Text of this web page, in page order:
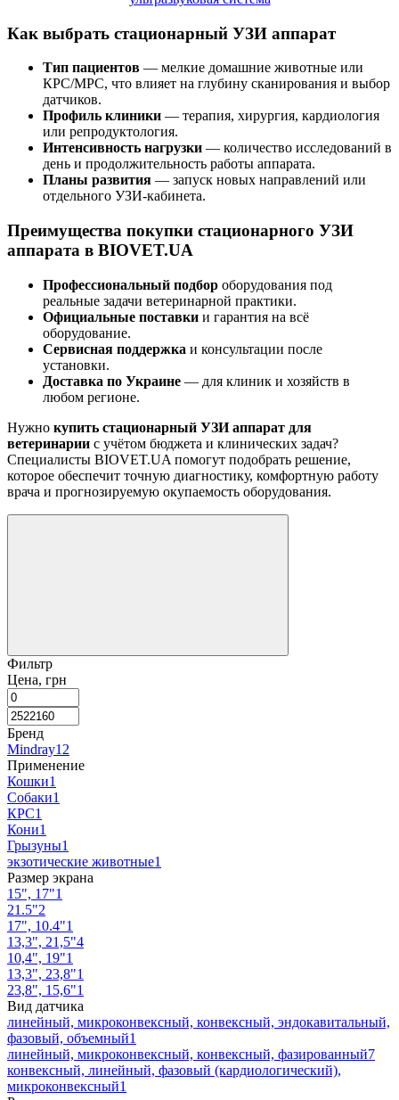
Как выбрать стационарный УЗИ аппарат
Тип пациентов — мелкие домашние животные или
КРС/МРС, что влияет на глубину сканирования и выбор
датчиков.
Профиль клиники — терапия, хирургия, кардиология
или репродуктология.
Интенсивность нагрузки — количество исследований в
день и продолжительность работы аппарата.
Планы развития — запуск новых направлений или
отдельного УЗИ-кабинета.
Преимущества покупки стационарного УЗИ
аппарата в BIOVET.UA
Профессиональный подбор оборудования под
реальные задачи ветеринарной практики.
Официальные поставки и гарантия на всё
оборудование.
Сервисная поддержка и консультации после
установки.
Доставка по Украине — для клиник и хозяйств в
любом регионе.
Нужно купить стационарный УЗИ аппарат для
ветеринарии с учётом бюджета и клинических задач?
Специалисты BIOVET.UA помогут подобрать решение,
которое обеспечит точную диагностику, комфортную работу
врача и прогнозируемую окупаемость оборудования.
Фильтр
Цена, грн
Бренд
Mindray12
Применение
Кошки1
Собаки1
КРС1
Кони1
Грызуны1
экзотические животные1
Размер экрана
15", 17"1
21.5"2
17", 10.4"1
13,3", 21,5"4
10,4", 19"1
13,3", 23,8"1
23,8", 15,6"1
Вид датчика
линейный, микроконвексный, конвексный, эндокавитальный,
фазовый, объемный1
линейный, микроконвексный, конвексный, фазированный7
конвексный, линейный, фазовый (кардиологический),
микроконвексный1